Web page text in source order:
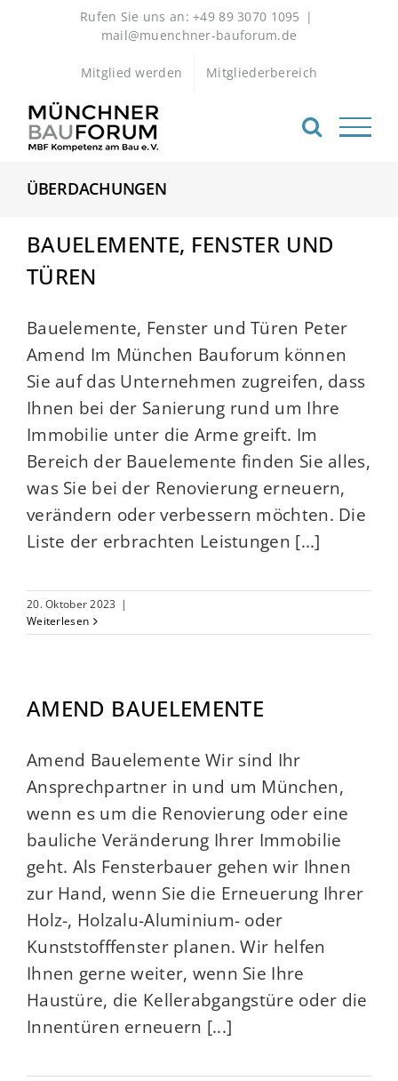
Rufen Sie uns an: +49 89 3070 1095 |
mail@muenchner-bauforum.de
Mitglied werden Mitgliederbereich
ÜBERDACHUNGEN
BAUELEMENTE, FENSTER UND
TÜREN
Bauelemente, Fenster und Türen Peter
Amend Im München Bauforum können
Sie auf das Unternehmen zugreifen, dass
Ihnen bei der Sanierung rund um Ihre
Immobilie unter die Arme greift. Im
Bereich der Bauelemente finden Sie alles,
was Sie bei der Renovierung erneuern,
verändern oder verbessern möchten. Die
Liste der erbrachten Leistungen [...]
20. Oktober 2023 |
Weiterlesen
AMEND BAUELEMENTE
Amend Bauelemente Wir sind Ihr
Ansprechpartner in und um München,
wenn es um die Renovierung oder eine
bauliche Veränderung Ihrer Immobilie
geht. Als Fensterbauer gehen wir Ihnen
zur Hand, wenn Sie die Erneuerung Ihrer
Holz-, Holzalu-Aluminium- oder
Kunststofffenster planen. Wir helfen
Ihnen gerne weiter, wenn Sie Ihre
Haustüre, die Kellerabgangstüre oder die
Innentüren erneuern [...]